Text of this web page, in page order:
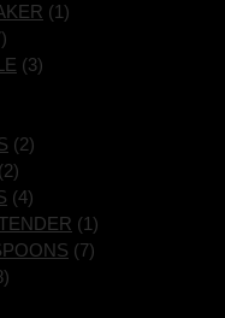
(1)
(3)
(2)
(2)
(4)
(1)
(7)